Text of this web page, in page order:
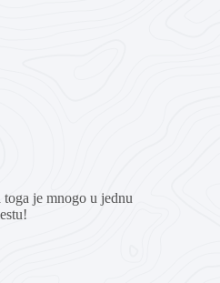
je mnogo u jednu